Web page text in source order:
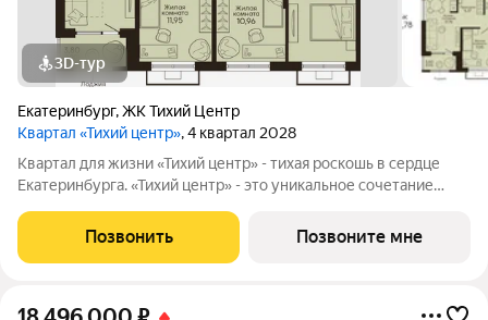
3D-тур
Екатеринбург,ЖК Тихий Центр
Квартал «Тихий центр», 4 квартал 2028
Квартал для жизни «Тихий центр» - тихая роскошь в сердце
Екатеринбурга. «Тихий центр» - это уникальное сочетание
инфраструктуры. Соседство с главными
достопримечательностями, лучшими ресторанами и
Позвонить Позвоните мне